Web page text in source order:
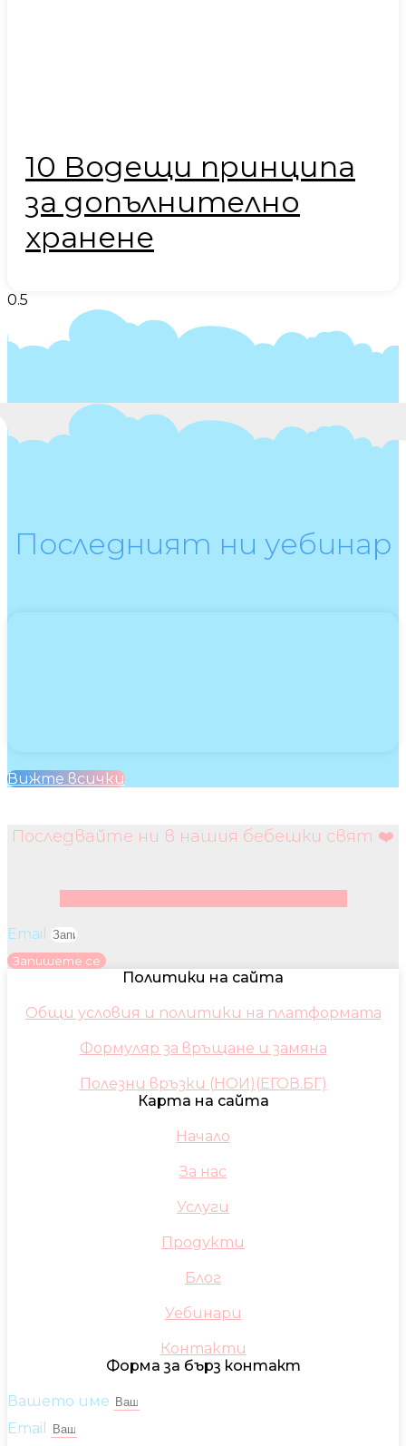
10 Водещи принципа
за допълнително
хранене
Последният ни уебинар
Вижте всички
Последвайте ни в нашия бебешки свят ❤️
Email
Запишете се
Политики на сайта
Общи условия и политики на платформата
Формуляр за връщане и замяна
Полезни връзки (НОИ)(ЕГОВ.БГ)
Карта на сайта
Начало
За нас
Услуги
Продукти
Блог
Уебинари
Контакти
Форма за бърз контакт
Вашето име
Email